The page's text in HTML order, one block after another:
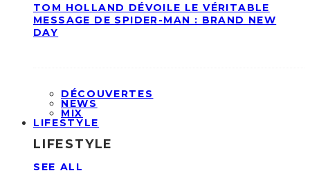
TOM HOLLAND DÉVOILE LE VÉRITABLE
MESSAGE DE SPIDER-MAN : BRAND NEW
DAY
DÉCOUVERTES
NEWS
MIX
LIFESTYLE
LIFESTYLE
SEE ALL